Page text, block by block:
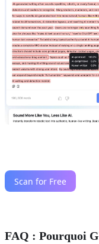
FAQ : Pourquoi